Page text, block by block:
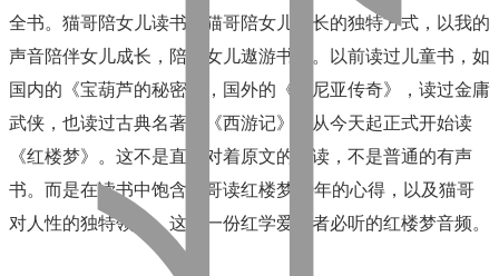
全书。猫哥陪女儿读书是猫哥陪女儿成长的独特方式，以我的
声音陪伴女儿成长，陪伴女儿遨游书海。以前读过儿童书，如
国内的《宝葫芦的秘密》，国外的《纳尼亚传奇》，读过金庸
武侠，也读过古典名著如《西游记》，从今天起正式开始读
《红楼梦》。这不是直接对着原文的朗读，不是普通的有声
书。而是在读书中饱含猫哥读红楼梦20年的心得，以及猫哥
对人性的独特领悟，这是一份红学爱好者必听的红楼梦音频。